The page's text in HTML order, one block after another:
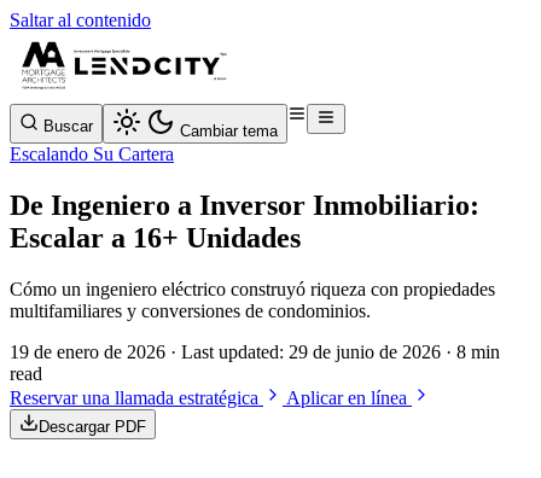
Saltar al contenido
Buscar Cambiar tema
Escalando Su Cartera
De Ingeniero a Inversor Inmobiliario:
Escalar a 16+ Unidades
Cómo un ingeniero eléctrico construyó riqueza con propiedades
multifamiliares y conversiones de condominios.
19 de enero de 2026 · Last updated: 29 de junio de 2026 · 8 min
read
Reservar una llamada estratégica
Aplicar en línea
Descargar PDF